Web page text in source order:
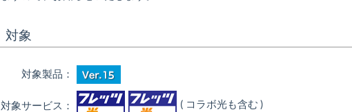
対象
対象製品：
対象サービス： ( コラボ光も含む )